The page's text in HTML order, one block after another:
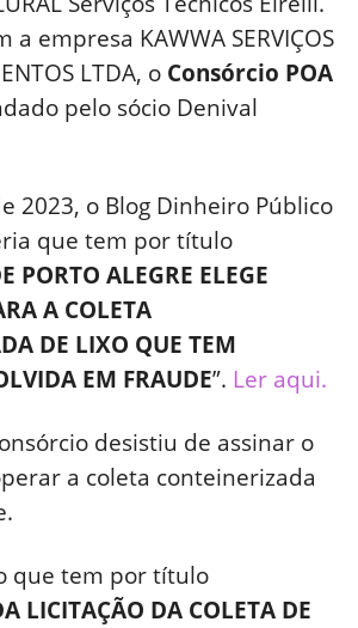
empresa KAWWA SERVIÇOS
LTDA, o Consórcio POA
pelo sócio Denival
2023, o Blog Dinheiro Público
que tem por título
PORTO ALEGRE ELEGE
A COLETA
DE LIXO QUE TEM
EM FRAUDE”. Ler aqui.
desistiu de assinar o
a coleta conteinerizada
que tem por título
LICITAÇÃO DA COLETA DE